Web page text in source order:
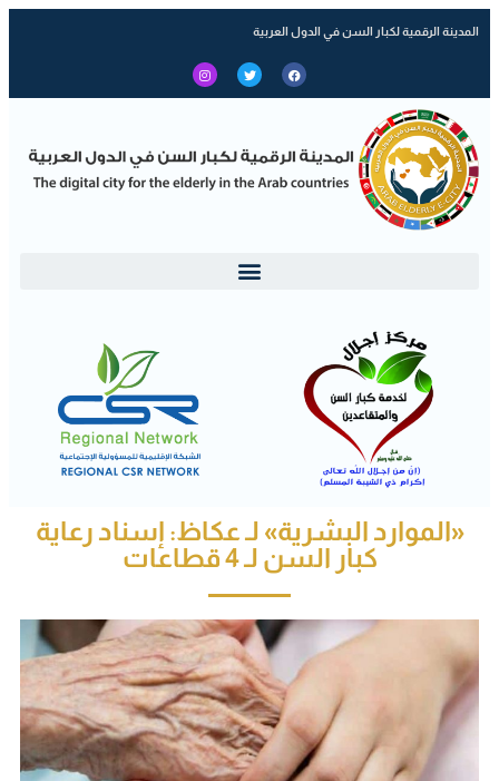
المدينة الرقمية لكبار السن في الدول العربية
«الموارد البشرية» لـ عكاظ: إسناد رعاية
كبار السن لـ 4 قطاعات